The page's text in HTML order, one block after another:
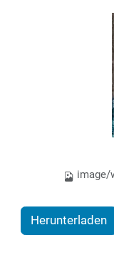
image/
Herunterladen